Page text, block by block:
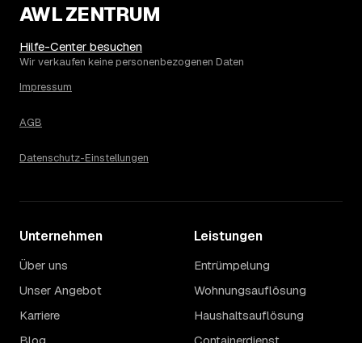
AWL ZENTRUM
Hilfe-Center besuchen
Wir verkaufen keine personenbezogenen Daten
Impressum
AGB
Datenschutz-Einstellungen
Unternehmen
Über uns
Unser Angebot
Karriere
Leistungen
Entrümpelung
Wohnungsauflösung
Haushaltsauflösung